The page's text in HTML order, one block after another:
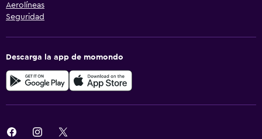
Aerolíneas
Seguridad
Descarga la app de momondo